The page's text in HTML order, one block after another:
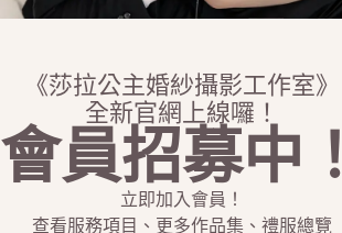
《莎拉公主婚紗攝影工作室》
全新官網上線囉！
會員招募中！
立即加入會員！
查看服務項目、更多作品集、禮服總覽